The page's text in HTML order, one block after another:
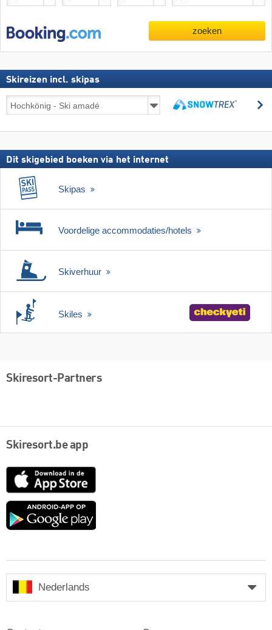
zoeken
Skireizen incl. skipas
Skireizen
incl.
Dit skigebied boeken via het internet
Skipas
Voordelige accommodaties/hotels
Skiverhuur
Skiles
Skiresort-Partners
Skiresort.be app
App
Google
Nederlands